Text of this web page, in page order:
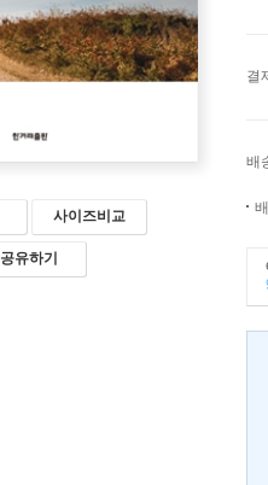
사이즈비교
공유하기
결
배